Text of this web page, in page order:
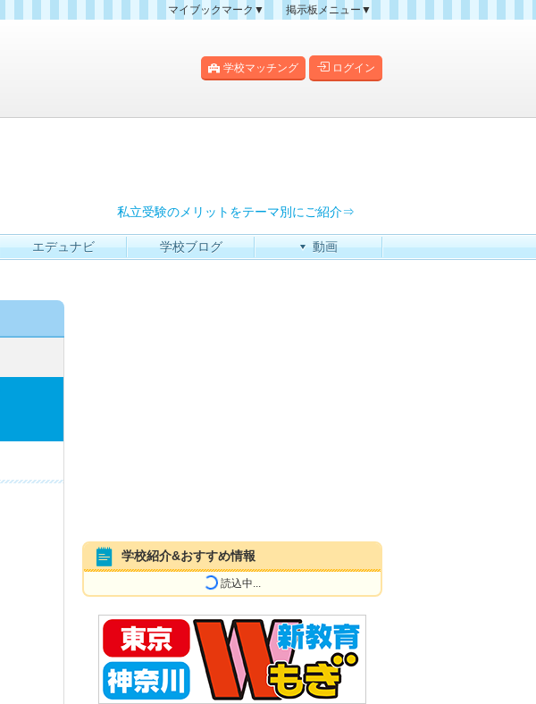
マイブックマーク▼
掲示板メニュー▼
掲示板マップ
人気スレッドランキング
学校マッチング ログイン
私立受験のメリットをテーマ別にご紹介⇒
エデュナビ 学校ブログ 動画
学校紹介&おすすめ情報
読込中...